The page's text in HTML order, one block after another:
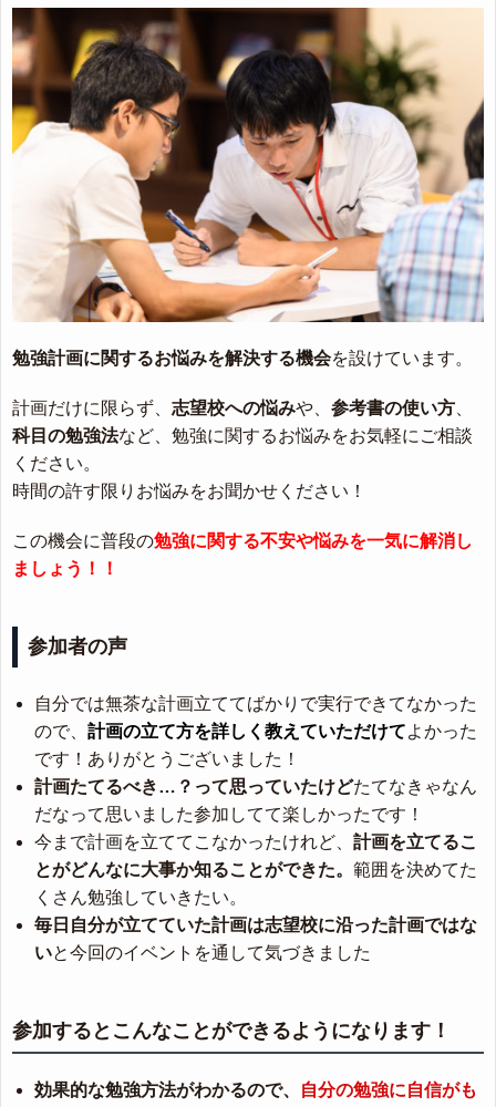
勉強計画に関するお悩みを解決する機会を設けています。
計画だけに限らず、 志望校への悩みや、 参考書の使い方
科目の勉強法など、勉強に関するお悩みをお気軽にご相談
ください。
時間の許す限りお悩みをお聞かせください！
この機会に普段の勉強に関する不安や悩みを一気に解消し
ましょう！！
参加者の声
自分では無茶な計画立ててばかりで実行できてなかった
ので、 計画の立て方を詳しく教えていただけてよかった
です！ありがとうございました！
計画たてるべき…？って思っていたけどたてなきゃなん
だなって思いました参加してて楽しかったです！
今まで計画を立ててこなかったけれど、 計画を立てるこ
とがどんなに大事か知ることができた。 範囲を決めてた
くさん勉強していきたい。
毎日自分が立てていた計画は志望校に沿った計画ではな
いと今回のイベントを通して気づきました
参加するとこんなことができるようになります！
効果的な勉強方法がわかるので、
自分の勉強に自信がも